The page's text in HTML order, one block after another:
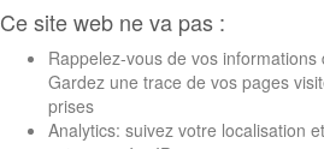
Ce site web ne va pas :
Rappelez-vous de vos
Gardez une trace de vos pages
prises
Analytics: suivez votre localisation